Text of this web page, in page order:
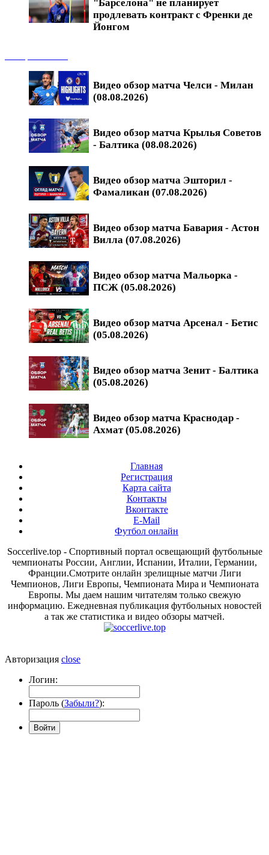
"Барселона" не планирует
продлевать контракт с Френки де
Йонгом
Видео обзор матча Челси - Милан
(08.08.2026)
Видео обзор матча Крылья Советов
- Балтика (08.08.2026)
Видео обзор матча Эшторил -
Фамаликан (07.08.2026)
Видео обзор матча Бавария - Астон
Вилла (07.08.2026)
Видео обзор матча Мальорка -
ПСЖ (05.08.2026)
Видео обзор матча Арсенал - Бетис
(05.08.2026)
Видео обзор матча Зенит - Балтика
(05.08.2026)
Видео обзор матча Краснодар -
Ахмат (05.08.2026)
Главная
Регистрация
Карта сайта
Контакты
Вконтакте
E-Mail
Футбол онлайн
Soccerlive.top - Спортивный портал освещающий футбольные
чемпионаты России, Англии, Испании, Италии, Германии,
Франции.Смотрите онлайн зрелищные матчи Лиги
Чемпионов, Лиги Европы, Чемпионата Мира и Чемпионата
Европы. Мы даем нашим читателям только свежую
информацию. Ежедневная публикация футбольных новостей
а так же статистика и видео обзоры матчей.
Авторизация close
Логин:
Пароль (Забыли?):
Войти